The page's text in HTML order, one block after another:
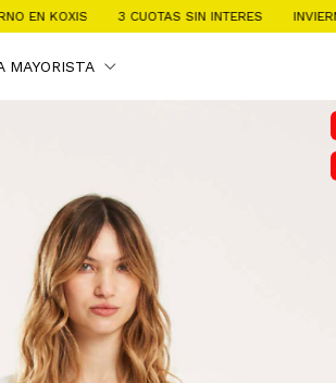
3 CUOTAS SIN INTERES INVIERNO EN KOXIS
MAYORISTA